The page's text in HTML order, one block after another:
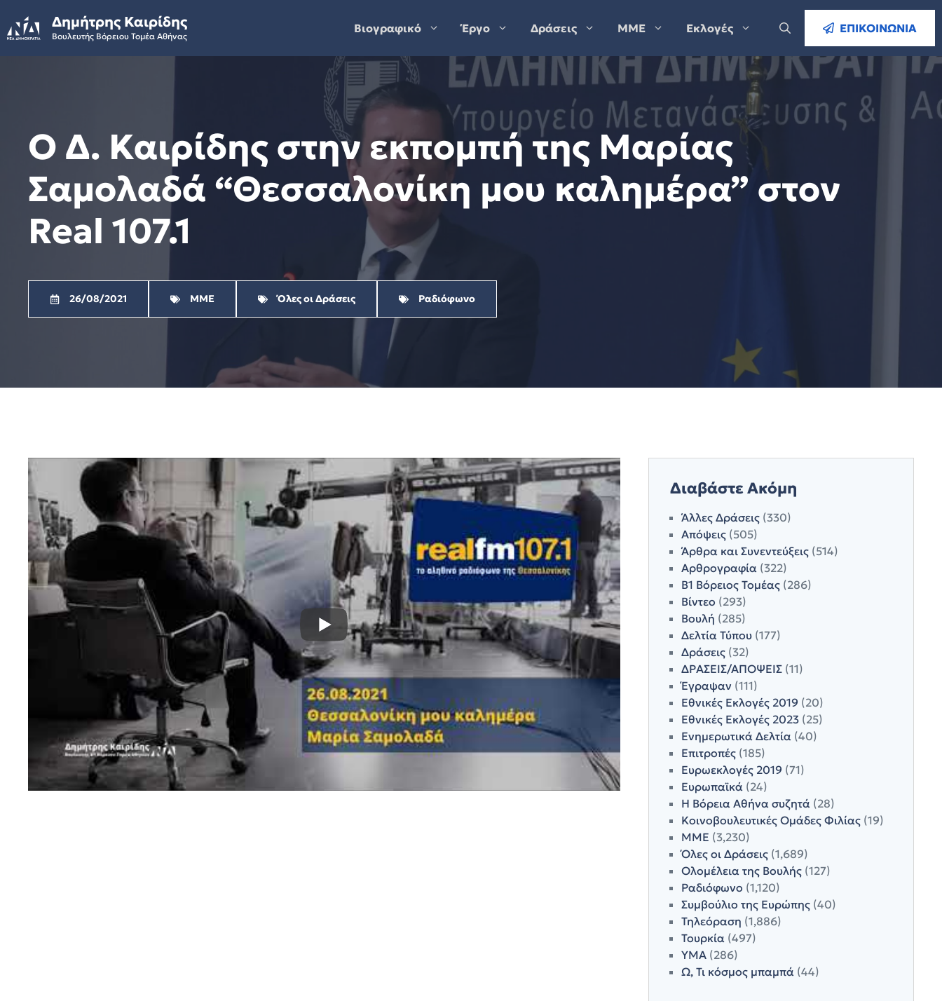
to
content
Δημήτρης Καιρίδης
Βουλευτής Βόρειου Τομέα Αθήνας
Βιογραφικό Έργο Δράσεις ΜΜΕ Εκλογές ΕΠΙΚΟΙΝΩΝΙΑ
Ο Δ. Καιρίδης στην εκπομπή της Μαρίας
Σαμολαδά “Θεσσαλονίκη μου καλημέρα” στον
Real 107.1
26/08/2021 ΜΜΕ Όλες οι Δράσεις Ραδιόφωνο
Διαβάστε Ακόμη
Άλλες Δράσεις(330)
Απόψεις(505)
Άρθρα και Συνεντεύξεις(514)
Αρθρογραφία(322)
Β1 Βόρειος Τομέας(286)
Βίντεο (293)
Βουλή (285)
Δελτία Τύπου(177)
Δράσεις(32)
ΔΡΑΣΕΙΣ/ΑΠΟΨΕΙΣ(11)
Έγραψαν (111)
Εθνικές Εκλογές 2019 (20)
Εθνικές Εκλογές 2023(25)
Ενημερωτικά Δελτία(40)
Επιτροπές(185)
Ευρωεκλογές 2019 (71)
Ευρωπαϊκά(24)
Η Βόρεια Αθήνα συζητά(28)
Κοινοβουλευτικές Ομάδες Φιλίας(19)
ΜΜΕ (3,230)
Όλες οι Δράσεις(1,689)
Ολομέλεια της Βουλής(127)
Ραδιόφωνο (1,120)
Συμβούλιο της Ευρώπης(40)
Τηλεόραση (1,886)
Τουρκία(497)
ΥΜΑ(286)
Ω, Τι κόσμος μπαμπά(44)